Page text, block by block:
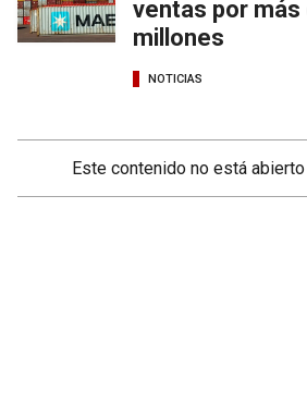
ventas por más
millones
NOTICIAS
Este contenido no está